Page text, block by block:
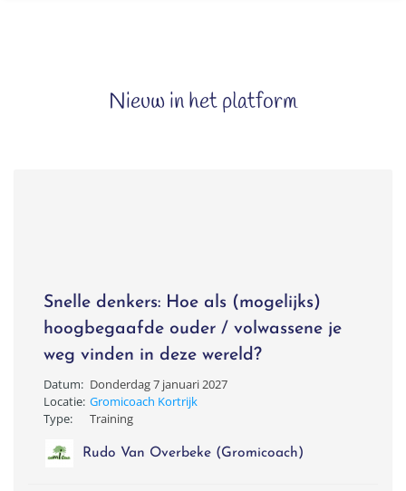
Nieuw in het platform
Snelle denkers: Hoe als (mogelijks)
hoogbegaafde ouder / volwassene je
weg vinden in deze wereld?
Datum: Donderdag 7 januari 2027
Locatie: Gromicoach Kortrijk
Type:
Training
Rudo Van Overbeke (Gromicoach)